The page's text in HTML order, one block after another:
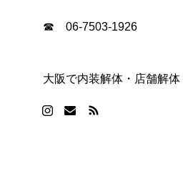
☎ 06-7503-1926
大阪で内装解体・店舗解